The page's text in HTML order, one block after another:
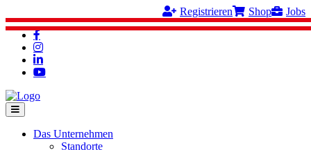
Registrieren Shop Jobs
Das Unternehmen
Standorte